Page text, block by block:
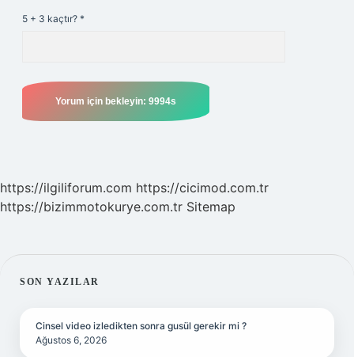
5 + 3 kaçtır? *
https://ilgiliforum.com https://cicimod.com.tr
https://bizimmotokurye.com.tr Sitemap
SIDEBAR
SON YAZILAR
Cinsel video izledikten sonra gusül gerekir mi ?
Ağustos 6, 2026